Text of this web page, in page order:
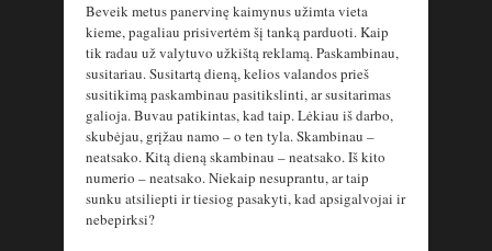
Beveik metus panervinę kaimynus užimta vieta
kieme, pagaliau prisivertėm šį tanką parduoti. Kaip
tik radau už valytuvo užkištą reklamą. Paskambinau,
susitariau. Susitartą dieną, kelios valandos prieš
susitikimą paskambinau pasitikslinti, ar susitarimas
galioja. Buvau patikintas, kad taip. Lėkiau iš darbo,
skubėjau, grįžau namo – o ten tyla. Skambinau –
neatsako. Kitą dieną skambinau – neatsako. Iš kito
numerio – neatsako. Niekaip nesuprantu, ar taip
sunku atsiliepti ir tiesiog pasakyti, kad apsigalvojai ir
nebepirksi?